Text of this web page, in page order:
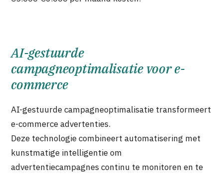
AI-gestuurde
campagneoptimalisatie voor e-
commerce
AI-gestuurde campagneoptimalisatie transformeert
e-commerce advertenties.
Deze technologie combineert automatisering met
kunstmatige intelligentie om
advertentiecampagnes continu te monitoren en te